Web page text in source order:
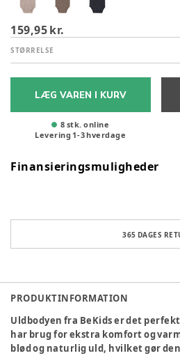
159,95 kr.
STØRRELSE
LÆG VAREN I KURV
8 stk. online
Levering 1-3hverdage
Finansieringsmuligheder
365 DAGES
PRODUKTINFORMATION
Uldbodyen fra BeKids er det
har brug for ekstra komfort og
blød og naturlig uld, hvilket gør